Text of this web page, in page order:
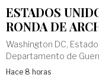
ESTADOS
RONDA DE
Washington DC,
Departamento de
Hace 8 horas